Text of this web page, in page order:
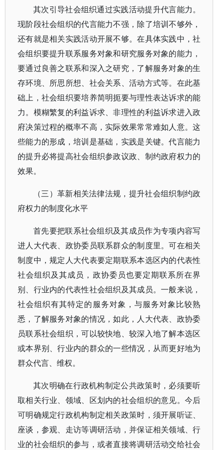
其次引导社会组织通过实践活动提升代言能力。
现阶段社会组织的代言能力不强，除了培训不够外，
还有就是相关实践活动开展不够。在具体实践中，社
会组织要提升联系服务对象和研究服务对象的能力，
要通过良善之联系和深入之研究，了解服务对象的生
存环境、所思所想、社会关系、活动方式等。在此基
础上，社会组织要培养简明扼要与理性表达诉求的能
力。模糊繁复的利益诉求、非理性的利益诉求进入政
府决策过程的概率不高，实际效果常常难如人意。这
些能力的形成，培训是基础，实践是关键。代言能力
的提升必将提高社会组织参政议政、制约政府权力的
效果。
（三）革新相关法律法规，提升社会组织制约政
府权力的制度化水平
首先要把联系社会组织及其成员作为专项内容写
进人大代表、政协委员联系群众的制度里。可在相关
制度中，规定人大代表要定期联系本选区内的代表性
社会组织及其成员，政协委员也要定期联系所在界
别、行业内的代表性社会组织及其成员。一般来说，
社会组织有其特定的服务对象，与服务对象比较熟
悉，了解服务对象的情况，如此，人大代表、政协委
员联系社会组织，可以较快地、较深入地了解本选区
或本界别、行业内的群众的一些情况，从而更好地为
群众代言、维权。
其次明确在行政机构制定公共政策时，必须要听
取相关行业、领域、区划内的社会组织的意见。今后
可明确规定行政机构制定相关政策时，须开展听证、
座谈，参观、走访等调研活动，并保证相关领域、行
业的社会组织的参与，或者直接将调研活动交给社会